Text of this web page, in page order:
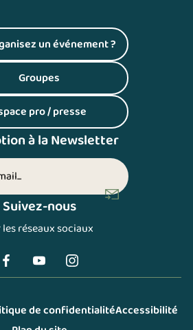
un événement ?
(S'ouvre dans un nouvel onglet)
Groupes(S'ouvre dans un nouvel onglet)
pro / presse
(S'ouvre dans un nouvel onglet)
à la Newsletter
email (inscription newsletter)
Suivez-nous
réseaux sociaux
de confidentialitéAccessibilité